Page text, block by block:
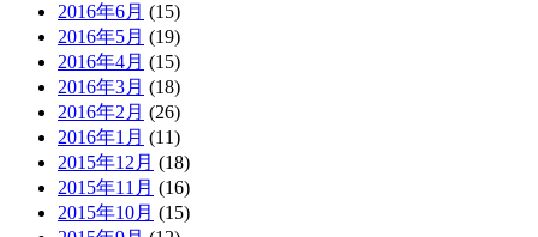
2016年6月 (15)
2016年5月 (19)
2016年4月 (15)
2016年3月 (18)
2016年2月 (26)
2016年1月 (11)
2015年12月 (18)
2015年11月 (16)
2015年10月 (15)